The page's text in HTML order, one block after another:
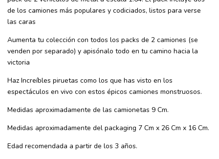
de los camiones más populares y codiciados, listos para verse
las caras
Aumenta tu colección con todos los packs de 2 camiones (se
venden por separado) y apisónalo todo en tu camino hacia la
victoria
Haz Increíbles piruetas como los que has visto en los
espectáculos en vivo con estos épicos camiones monstruosos.
Medidas aproximadamente de las camionetas 9 Cm.
Medidas aproximadamente del packaging 7 Cm x 26 Cm x 16 Cm.
Edad recomendada a partir de los 3 años.